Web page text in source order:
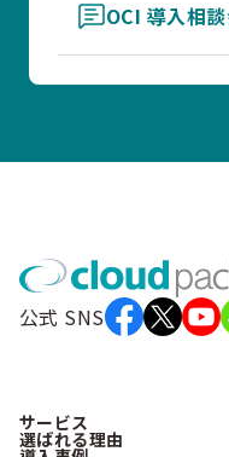
OCI 導入相
公式 SNS
サービス
選ばれる理由